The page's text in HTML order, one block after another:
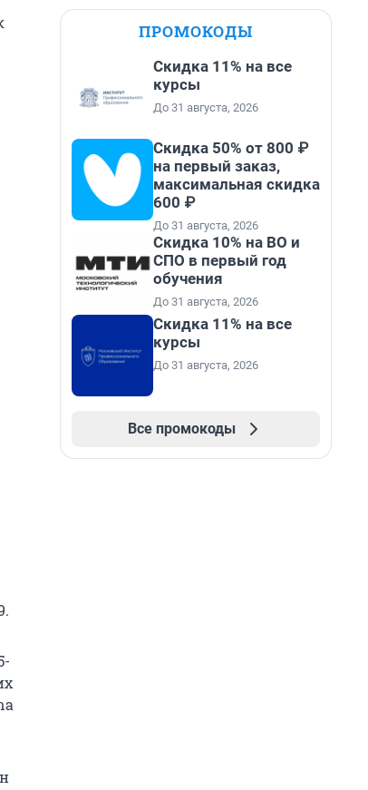
ПРОМОКОДЫ
Скидка 11% на все
курсы
До 31 августа, 2026
Скидка 50% от 800 ₽
на первый заказ,
максимальная скидка
600 ₽
До 31 августа, 2026
Скидка 10% на ВО и
СПО в первый год
обучения
До 31 августа, 2026
Скидка 11% на все
курсы
До 31 августа, 2026
Все промокоды